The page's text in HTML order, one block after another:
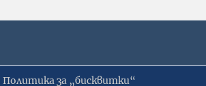
Политика за „бисквитки“